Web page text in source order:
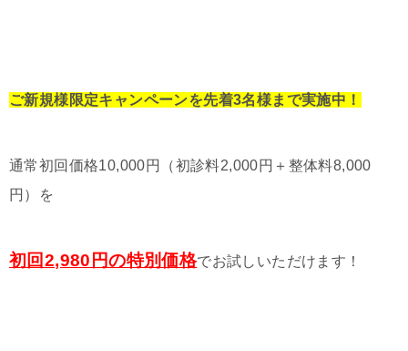
ご新規様限定キャンペーンを先着3名様まで実施中！
通常初回価格10,000円（初診料2,000円＋整体料8,000
円）を
初回2,980円の特別価格でお試しいただけます！